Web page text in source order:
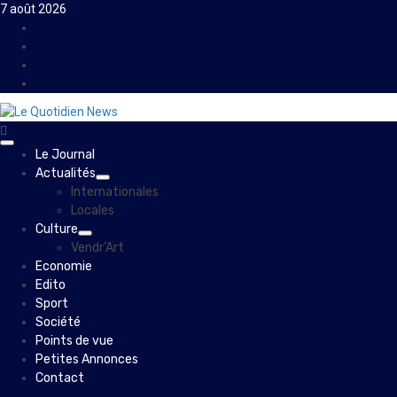
Skip
content
7 août 2026
Primary
Menu
Le Journal
Actualités
Internationales
Locales
Culture
Vendr’Art
Economie
Edito
Sport
Société
Points de vue
Petites Annonces
Contact